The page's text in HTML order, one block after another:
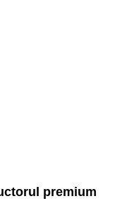
premium